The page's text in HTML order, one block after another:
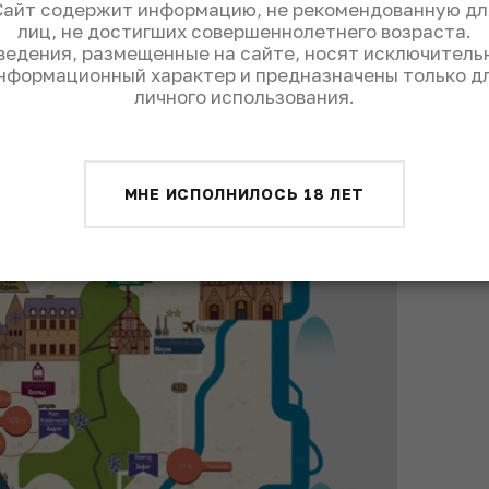
содержит информацию, не рекомендованную
лиц, не достигших совершеннолетнего возраста.
размещенные на сайте, носят
характер и предназначены только
личного использования.
МНЕ ИСПОЛНИЛОСЬ 18 ЛЕТ